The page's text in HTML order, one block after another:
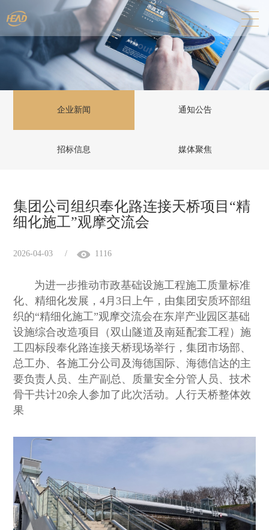
企业新闻 通知公告
招标信息 媒体聚焦
集团公司组织奉化路连接天桥项目“精
细化施工”观摩交流会
2026-04-03 / 1116
为进一步推动市政基础设施工程施工质量标准
化、精细化发展，4月3日上午，由集团安质环部组
织的“精细化施工”观摩交流会在东岸产业园区基础
设施综合改造项目（双山隧道及南延配套工程）施
工四标段奉化路连接天桥现场举行，集团市场部、
总工办、各施工分公司及海德国际、海德信达的主
要负责人员、生产副总、质量安全分管人员、技术
骨干共计20余人参加了此次活动。人行天桥整体效
果